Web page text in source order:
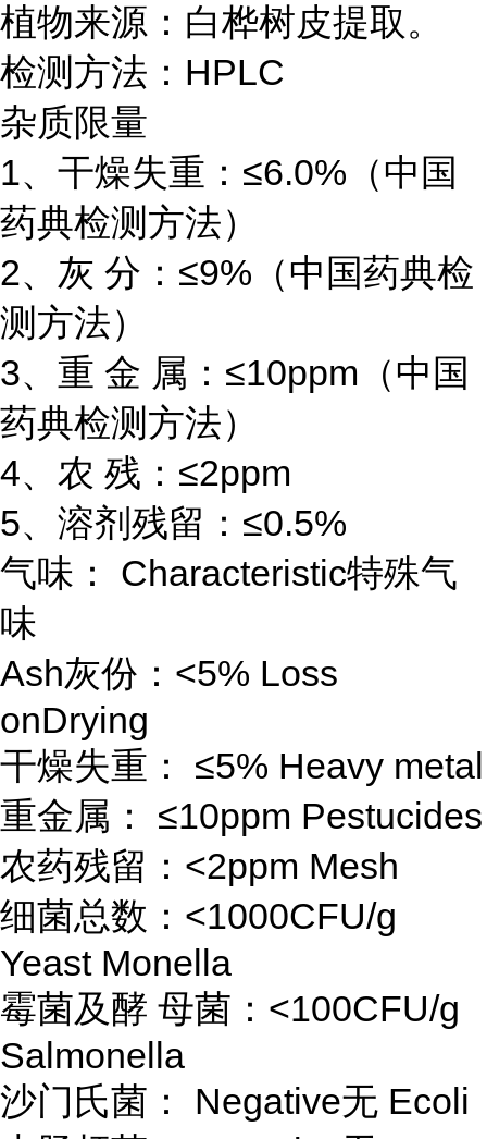
植物来源：白桦树皮提取。
检测方法：HPLC
杂质限量
1、干燥失重：≤6.0%（中国
药典检测方法）
2、灰 分：≤9%（中国药典检
测方法）
3、重 金 属：≤10ppm（中国
药典检测方法）
4、农 残：≤2ppm
5、溶剂残留：≤0.5%
气味： Characteristic特殊气
味
Ash灰份：<5% Loss
onDrying
干燥失重： ≤5% Heavy metal
重金属： ≤10ppm Pestucides
农药残留：<2ppm Mesh
细菌总数：<1000CFU/g
Yeast Monella
霉菌及酵 母菌：<100CFU/g
Salmonella
沙门氏菌： Negative无 Ecoli